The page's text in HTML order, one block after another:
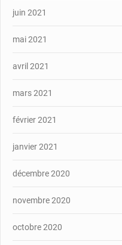
juin 2021
mai 2021
avril 2021
mars 2021
février 2021
janvier 2021
décembre 2020
novembre 2020
octobre 2020